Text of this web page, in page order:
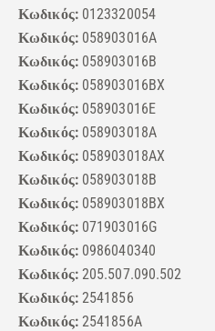
Κωδικός: 0123320054
Κωδικός: 058903016A
Κωδικός: 058903016B
Κωδικός: 058903016BX
Κωδικός: 058903016E
Κωδικός: 058903018A
Κωδικός: 058903018AX
Κωδικός: 058903018B
Κωδικός: 058903018BX
Κωδικός: 071903016G
Κωδικός: 0986040340
Κωδικός: 205.507.090.502
Κωδικός: 2541856
Κωδικός: 2541856A